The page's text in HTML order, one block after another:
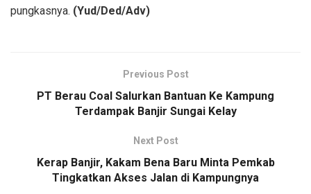
pungkasnya. (Yud/Ded/Adv)
Previous Post
PT Berau Coal Salurkan Bantuan Ke Kampung
Terdampak Banjir Sungai Kelay
Next Post
Kerap Banjir, Kakam Bena Baru Minta Pemkab
Tingkatkan Akses Jalan di Kampungnya